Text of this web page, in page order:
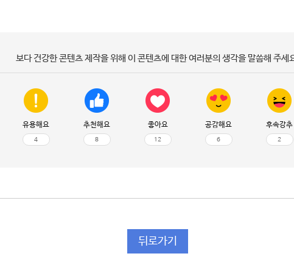
보다 건강한 콘텐츠 제작을 위해 이 콘텐츠에 대한 여러분의 생각을 말씀해 주세
유용해요
4
추천해요
8
좋아요
12
공감해요
6
후속강추
2
뒤로가기